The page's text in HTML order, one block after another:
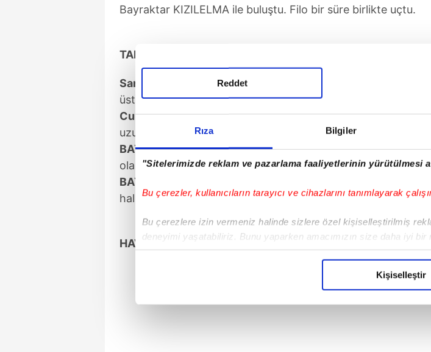
Rıza Bilgiler
"Sitelerimizde reklam ve pazarlama faaliyetlerinin yürütülmesi
Bu çerezler, kullanıcıların tarayıcı ve cihazlarını tanımlayarak
Bu çerezlere izin vermeniz halinde sizlere özel kişiselleştirilmiş
deneyimi yaşatabiliriz. Bunu yaparken amacımızın size daha iyi
içerikleri sunabilmek adına elimizden gelen çabayı gösterdiğimizi
Reddet
Kişiselleştir
Bayraktar KIZILELMA ile buluştu. Filo bir süre birlikte uçtu.
TARİH YAZILIYOR
Sanayi ve Teknoloji Bakanı Fatih Kacır:
üstünlüğü kurallarını yeniden yazıyor.
Cumhurbaşkanlığı Savunma Sanayii Başkanı Haluk
uzun vadeli havacılık vizyonunun ifadesi
BAYKAR Yönetim Kurulu Başkanı Selçuk:Bu milletin bir
olarak şükranlarımı sunuyorum.
BAYKAR Genel Müdürü Haluk Bayraktar:
halkalarını milli imkanlarla tamamladık.
HAVADA KURALLAR DEĞIŞTİ